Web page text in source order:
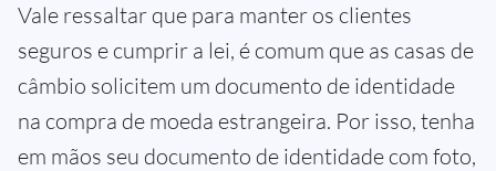
Vale ressaltar que para manter os clientes
seguros e cumprir a lei, é comum que as casas de
câmbio solicitem um documento de identidade
na compra de moeda estrangeira. Por isso, tenha
em mãos seu documento de identidade com foto,